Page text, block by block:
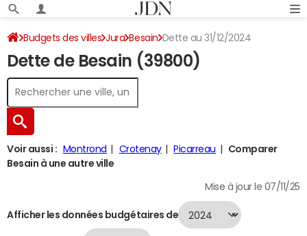
Budgets des villes Jura Besain Dette au 31/12/2024
Dette de Besain (39800)
Voir aussi : Montrond Crotenay Picarreau
Comparer
Besain à une autre ville
Mise à jour le 07/11/25
Afficher les données budgétaires de